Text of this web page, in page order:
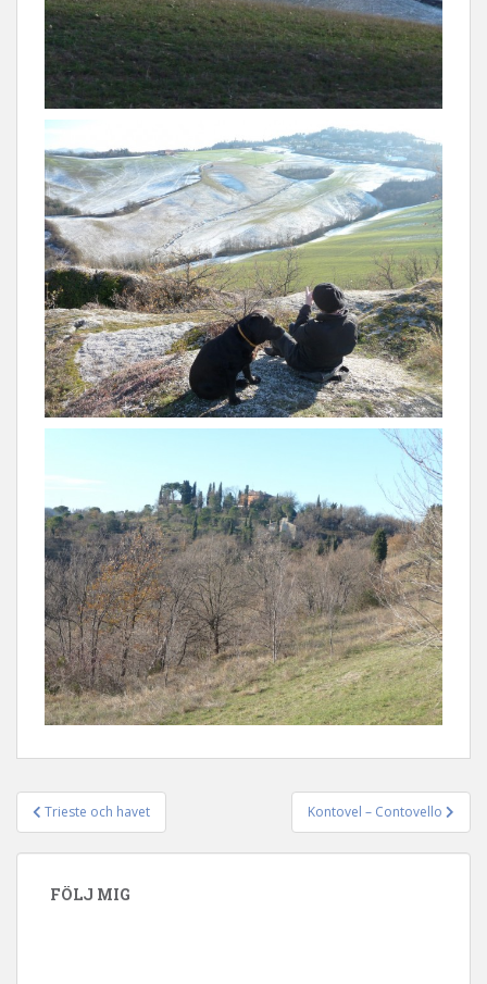
Inläggsnavigering
Trieste och havet Kontovel – Contovello
FÖLJ MIG